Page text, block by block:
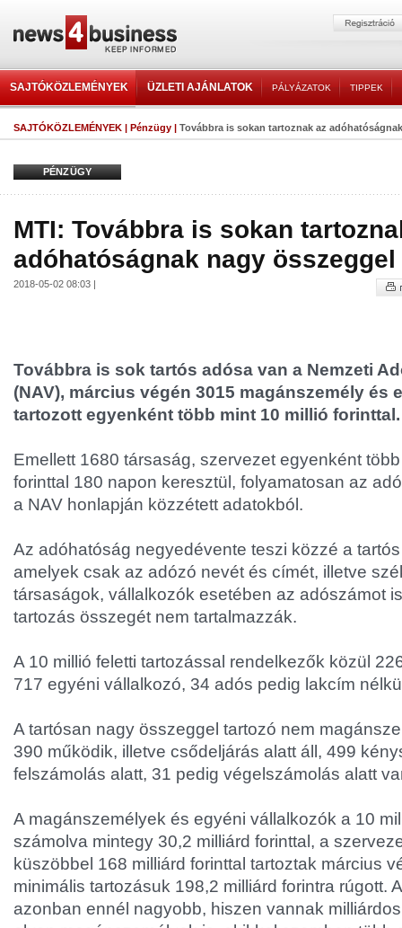
SAJTÓKÖZLEMÉNYEK ÜZLETI AJÁNLATOK PÁLYÁZATOK TIPPEK
SAJTÓKÖZLEMÉNYEK | Pénzügy | Továbbra is sokan tartoznak az
PÉNZÜGY
MTI: Továbbra is sokan
adóhatóságnak nagy összeggel
2018-05-02 08:03 |
Továbbra is sok tartós adósa van a Nemzeti
(NAV), március végén 3015 magánszemély és
tartozott egyenként több mint 10 millió forinttal.
Emellett 1680 társaság, szervezet egyenként
forinttal 180 napon keresztül, folyamatosan az
a NAV honlapján közzétett adatokból.
Az adóhatóság negyedévente teszi közzé a
amelyek csak az adózó nevét és címét, illetve
társaságok, vállalkozók esetében az adószámot
tartozás összegét nem tartalmazzák.
A 10 millió feletti tartozással rendelkezők közül
717 egyéni vállalkozó, 34 adós pedig lakcím
A tartósan nagy összeggel tartozó nem
390 működik, illetve csődeljárás alatt áll, 499
felszámolás alatt, 31 pedig végelszámolás alatt
A magánszemélyek és egyéni vállalkozók a 10
számolva mintegy 30,2 milliárd forinttal, a
küszöbbel 168 milliárd forinttal tartoztak március
minimális tartozásuk 198,2 milliárd forintra rúgott.
azonban ennél nagyobb, hiszen vannak